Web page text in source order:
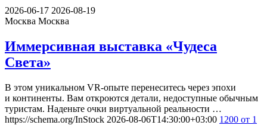
2026-06-17 2026-08-19
Москва Москва
Иммерсивная выставка «Чудеса
Света»
В этом уникальном VR-опыте перенеситесь через эпохи
и континенты. Вам откроются детали, недоступные обычным
туристам. Наденьте очки виртуальной реальности …
https://schema.org/InStock 2026-08-06T14:30:00+03:00 1200 от 1